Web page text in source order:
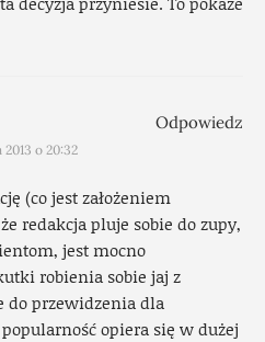
o 20:32
(co jest założeniem
redakcja pluje sobie do zupy,
jest mocno
robienia sobie jaj z
do przewidzenia dla
opiera się w dużej
Odpowiedz